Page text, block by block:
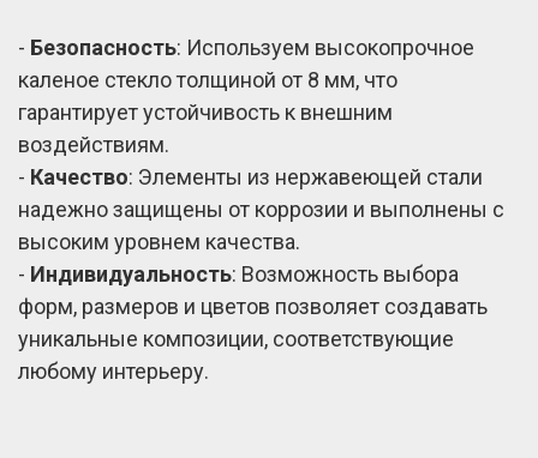
- Безопасность: Используем высокопрочное
каленое стекло толщиной от 8 мм, что
гарантирует устойчивость к внешним
воздействиям.
- Качество: Элементы из нержавеющей стали
надежно защищены от коррозии и выполнены с
высоким уровнем качества.
- Индивидуальность: Возможность выбора
форм, размеров и цветов позволяет создавать
уникальные композиции, соответствующие
любому интерьеру.